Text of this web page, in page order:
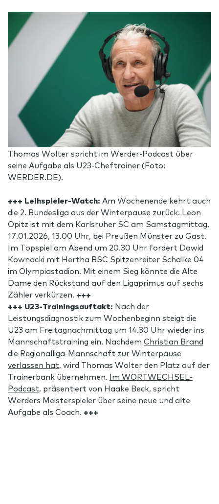
Thomas Wolter spricht im Werder-Podcast über
seine Aufgabe als U23-Cheftrainer (Foto:
WERDER.DE).
+++ Leihspieler-Watch: Am Wochenende kehrt auch
die 2. Bundesliga aus der Winterpause zurück. Leon
Opitz ist mit dem Karlsruher SC am Samstagmittag,
17.01.2026, 13.00 Uhr, bei Preußen Münster zu Gast.
Im Topspiel am Abend um 20.30 Uhr fordert Dawid
Kownacki mit Hertha BSC Spitzenreiter Schalke 04
im Olympiastadion. Mit einem Sieg könnte die Alte
Dame den Rückstand auf den Ligaprimus auf sechs
Zähler verkürzen. +++
+++ U23-Trainingsauftakt: Nach der
Leistungsdiagnostik zum Wochenbeginn steigt die
U23 am Freitagnachmittag um 14.30 Uhr wieder ins
Mannschaftstraining ein. Nachdem Christian Brand
die Regionalliga-Mannschaft zur Winterpause
verlassen hat, wird Thomas Wolter den Platz auf der
Trainerbank übernehmen. Im WORTWECHSEL-
Podcast, präsentiert von Haake Beck, spricht
Werders Meisterspieler über seine neue und alte
Aufgabe als Coach. +++